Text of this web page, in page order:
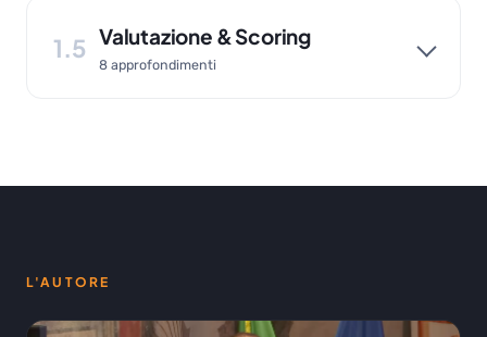
1.5 Valutazione & Scoring
8 approfondimenti
L'AUTORE